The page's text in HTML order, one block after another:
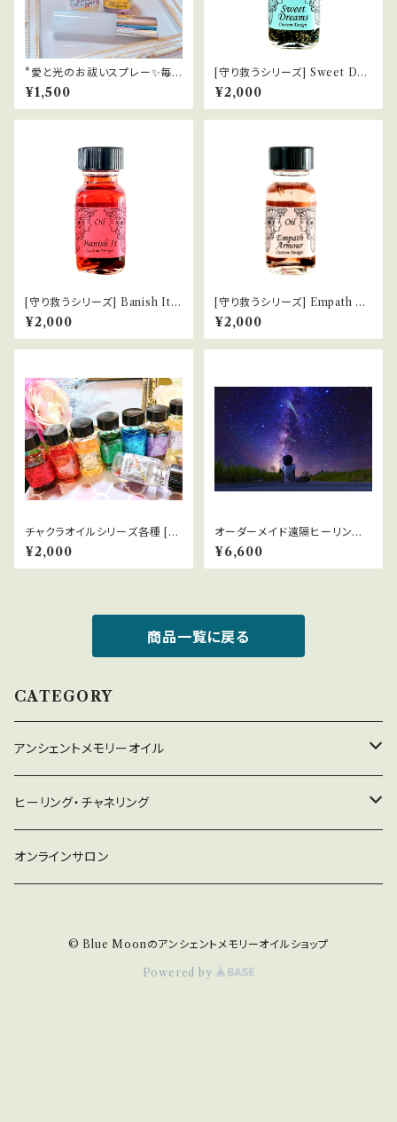
*愛と光のお祓いスプレー✨毎
日を光の波動にチューニング
¥1,500
[守り救うシリーズ] Sweet Dre
ams 良い夢
¥2,000
[守り救うシリーズ] Banish It
悪霊祓い
¥2,000
[守り救うシリーズ] Empath Ar
mour エンパスの防御服
¥2,000
チャクラオイルシリーズ各種 [第
1～第7チャクラ]
¥2,000
オーダーメイド遠隔ヒーリング
【60分】
¥6,600
商品一覧に戻る
CATEGORY
アンシェントメモリーオイル
守り救うシリーズ
2022年新作オイル
ヒーリング・チャネリング
チャネリング
オンラインサロン
© Blue Moonのアンシェントメモリーオイルショップ
Powered by